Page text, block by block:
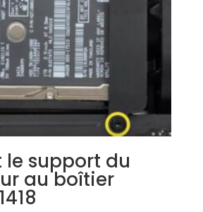
le support du
au boîtier